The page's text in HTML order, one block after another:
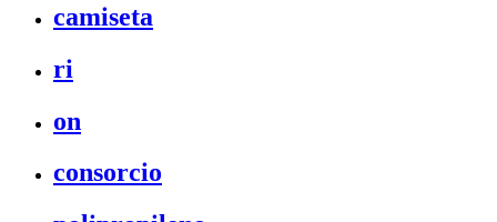
camiseta
ri
on
consorcio